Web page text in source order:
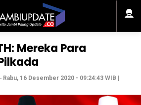
Mereka Para
- Rabu, 16 Desember 2020 - 09:24:43 WIB